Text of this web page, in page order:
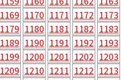
1169 1170 1171 1172 1173
1179 1180 1181 1182 1183
1189 1190 1191 1192 1193
1199 1200 1201 1202 1203
1209 1210 1211 1212 1213